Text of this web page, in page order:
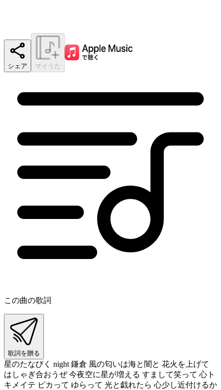
シェア マイうた
この曲の歌詞
歌詞を贈る
星のたなびく night 鎌倉 風の匂いは海と闇と 花火を上げて
はしゃぎ合おうぜ 今夜空に星が増える すまして笑って 心ト
キメイテ ピカって ゆらって 光と戯れたら 心少し近付けるか